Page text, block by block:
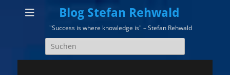
Blog Stefan Rehwald
"Success is where knowledge is" – Stefan Rehwald
Suchen
nach: